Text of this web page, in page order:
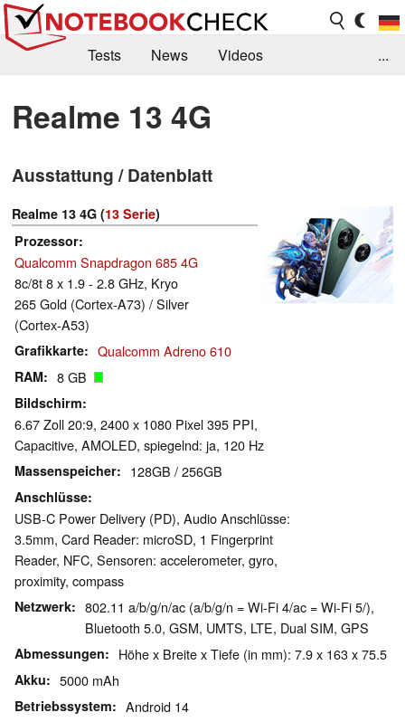
Tests News
Videos
Kaufberatung
Deals Suche
Forum
...
Realme 13 4G
Ausstattung / Datenblatt
Realme 13 4G (13 Serie)
Prozessor
Qualcomm Snapdragon 685 4G
8c/8t 8 x 1.9 - 2.8 GHz, Kryo
265 Gold (Cortex-A73) / Silver
(Cortex-A53)
Grafikkarte Qualcomm Adreno 610
RAM 8 GB
Bildschirm
6.67 Zoll 20:9, 2400 x 1080 Pixel 395 PPI,
Capacitive, AMOLED, spiegelnd: ja, 120 Hz
Massenspeicher 128GB / 256GB
Anschlüsse
USB-C Power Delivery (PD), Audio Anschlüsse:
3.5mm, Card Reader: microSD, 1 Fingerprint
Reader, NFC, Sensoren: accelerometer, gyro,
proximity, compass
Netzwerk
802.11 a/b/g/n/ac (a/b/g/n = Wi-Fi 4/ac = Wi-Fi 5/),
Bluetooth 5.0, GSM, UMTS, LTE, Dual SIM, GPS
Abmessungen Höhe x Breite x Tiefe (in mm): 7.9 x 163 x 75.5
Akku 5000 mAh
Betriebssystem Android 14